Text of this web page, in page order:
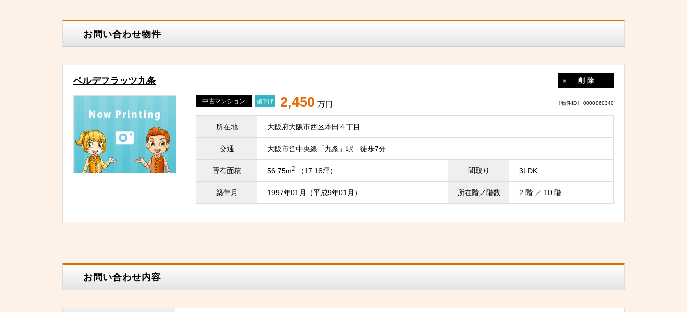
お問い合わせ物件
ベルデフラッツ九条 削除
〔物件ID〕 0000060340
中古マンション 値下げ 2,450 万円
所在地 大阪府大阪市西区本田４丁目
交通 大阪市営中央線「九条」駅 徒歩7分
専有面積 56.75m2 （17.16坪） 間取り 3LDK
築年月 1997年01月（平成9年01月） 所在階／階数 2 階 ／ 10 階
お問い合わせ内容